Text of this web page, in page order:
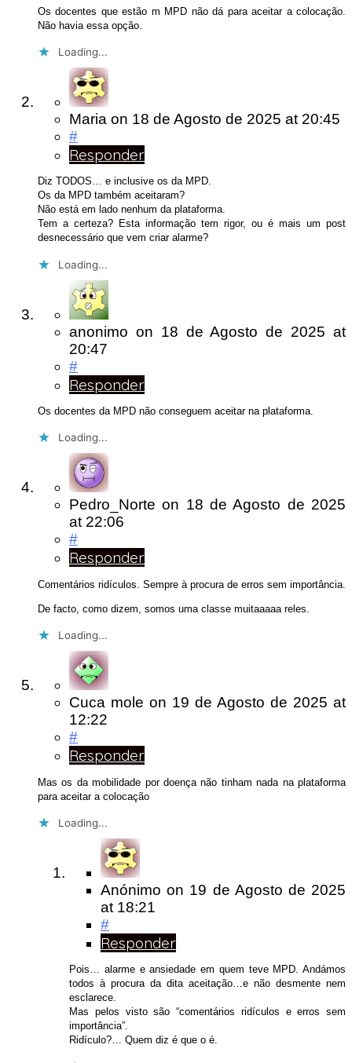
Os docentes que estão m MPD não dá para aceitar a colocação.
Não havia essa opção.
Loading...
Maria on 18 de Agosto de 2025 at 20:45
#
Responder
Diz TODOS… e inclusive os da MPD.
Os da MPD também aceitaram?
Não está em lado nenhum da plataforma.
Tem a certeza? Esta informação tem rigor, ou é mais um post
desnecessário que vem criar alarme?
Loading...
anonimo on 18 de Agosto de 2025at
20:47
#
Responder
Os docentes da MPD não conseguem aceitar na plataforma.
Loading...
Pedro_Norte on 18 de Agosto de 2025
at 22:06
#
Responder
Comentários ridículos. Sempre à procura de erros sem importância.
De facto, como dizem, somos uma classe muitaaaaa reles.
Loading...
Cuca mole on 19 de Agosto de 2025 at
12:22
#
Responder
Mas os da mobilidade por doença não tinham nada na plataforma
para aceitar a colocação
Loading...
Anónimo on 19 de Agosto de 2025
at 18:21
#
Responder
Pois… alarme e ansiedade em quem teve MPD. Andámos
todos à procura da dita aceitação…e não desmente nem
esclarece.
Mas pelos visto são “comentários ridículos e erros sem
importância”.
Ridículo?… Quem diz é que o é.